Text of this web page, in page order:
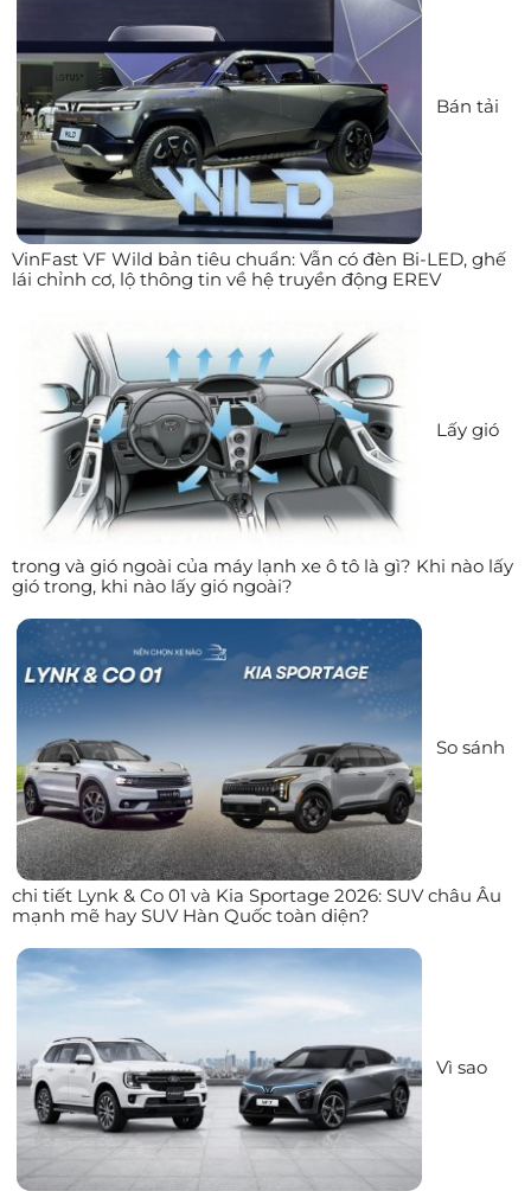
Bán tải
VinFast VF Wild bản tiêu chuẩn: Vẫn có đèn Bi-LED, ghế
lái chỉnh cơ, lộ thông tin về hệ truyền động EREV
Lấy gió
trong và gió ngoài của máy lạnh xe ô tô là gì? Khi nào lấy
gió trong, khi nào lấy gió ngoài?
So sánh
chi tiết Lynk & Co 01 và Kia Sportage 2026: SUV châu Âu
mạnh mẽ hay SUV Hàn Quốc toàn diện?
Vì sao